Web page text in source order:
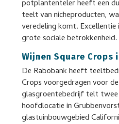
potplantenteler heeft een
teelt van nicheproducten,
veredeling komt. Excellentie
grote sociale betrokkenheid.
Wijnen Square Crops
De Rabobank heeft
Crops voorgedragen voor
glasgroentebedrijf telt twee
hoofdlocatie in
glastuinbouwgebied